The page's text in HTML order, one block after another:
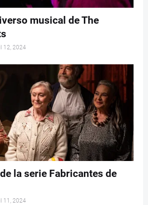
musical de The
12, 2024
la serie Fabricantes de
11, 2024